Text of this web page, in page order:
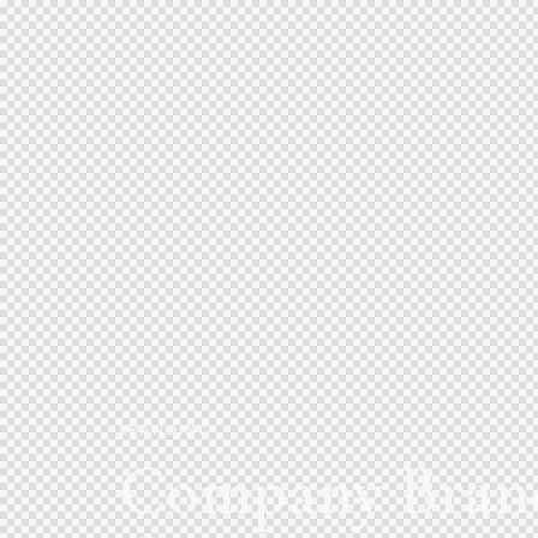
BRANDING
Company